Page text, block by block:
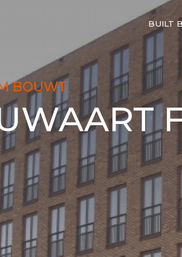
BOUWT
BUILT